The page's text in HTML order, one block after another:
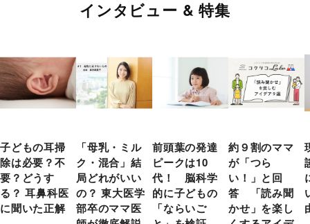
インタビュー & 特集
子どもの耳掃
除は必要？不
要？どうす
る？ 耳鼻科医
に聞いた正解
「母乳・ミル
ク・混合」結
局どれがいい
の？ 東大医学
部卒のママ医
前頭葉の発達
ピークは10
代！ 脳科学
的に子どもの
「ならいご
約９割のママ
が「つら
い！」と回
答 「読み聞
かせ」を楽し